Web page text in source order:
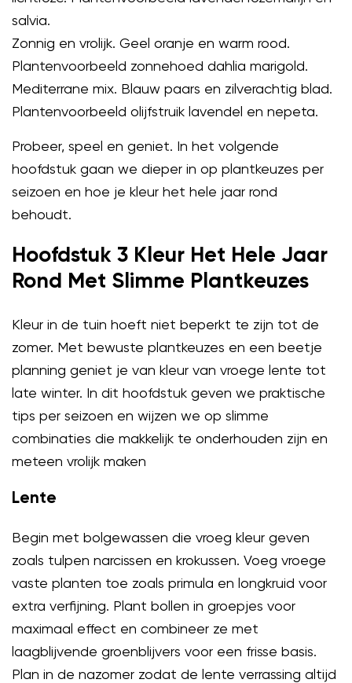
salvia.
Zonnig en vrolijk. Geel oranje en warm rood.
Plantenvoorbeeld zonnehoed dahlia marigold.
Mediterrane mix. Blauw paars en zilverachtig blad.
Plantenvoorbeeld olijfstruik lavendel en nepeta.
Probeer, speel en geniet. In het volgende
hoofdstuk gaan we dieper in op plantkeuzes per
seizoen en hoe je kleur het hele jaar rond
behoudt.
Hoofdstuk 3 Kleur Het Hele Jaar
Rond Met Slimme Plantkeuzes
Kleur in de tuin hoeft niet beperkt te zijn tot de
zomer. Met bewuste plantkeuzes en een beetje
planning geniet je van kleur van vroege lente tot
late winter. In dit hoofdstuk geven we praktische
tips per seizoen en wijzen we op slimme
combinaties die makkelijk te onderhouden zijn en
meteen vrolijk maken
Lente
Begin met bolgewassen die vroeg kleur geven
zoals tulpen narcissen en krokussen. Voeg vroege
vaste planten toe zoals primula en longkruid voor
extra verfijning. Plant bollen in groepjes voor
maximaal effect en combineer ze met
laagblijvende groenblijvers voor een frisse basis.
Plan in de nazomer zodat de lente verrassing altijd